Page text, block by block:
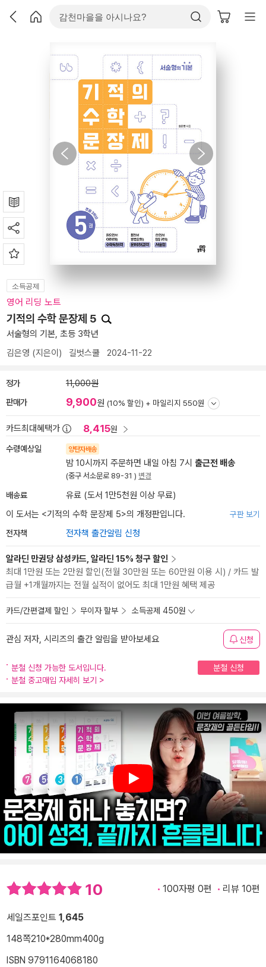
소득공제
영어 리딩 노트
기적의 수학 문장제 5
서술형의 기본, 초등 3학년
김은영 (지은이) 길벗스쿨 2024-11-22
정가 11,000원
판매가 9,900원 (10% 할인) + 마일리지 550원
카드최대혜택가 8,415원
수령예상일 양탄자배송
밤 10시까지 주문하면 내일 아침 7시 출근전 배송
(중구 서소문로 89-31 ) 변경
배송료
유료 (도서 1만5천원 이상 무료)
이 도서는 <기적의 수학 문장제 5>의 개정판입니다. 구판 보기
전자책 전자책 출간알림 신청
알라딘 만권당 삼성카드, 알라딘 15% 청구 할인
최대 1만원 또는 2만원 할인(전월 30만원 또는 60만원 이용 시) / 카드 발
급월 +1개월까지는 전월 실적이 없어도 최대 1만원 혜택 제공
카드/간편결제 할인 무이자 할부 소득공제 450원
관심 저자, 시리즈의 출간 알림을 받아보세요 신청
분철 신청 가능한 도서입니다.
분철 신청
분철 중고매입 자세히 보기 >
Play
10 100자평 0편 리뷰 10편
세일즈포인트 1,645
148쪽210*280mm400g
ISBN 9791164068180